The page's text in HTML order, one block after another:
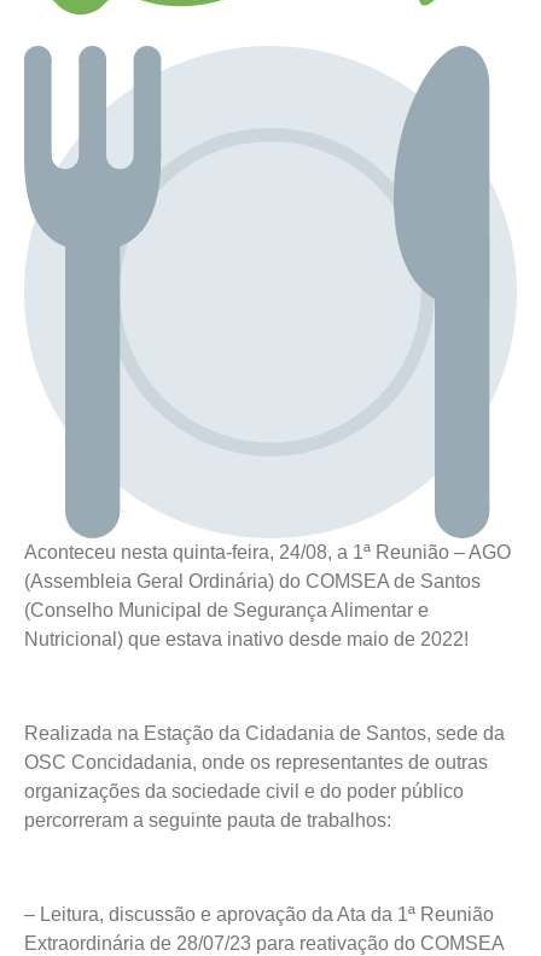
Aconteceu nesta quinta-feira, 24/08, a 1ª Reunião – AGO
(Assembleia Geral Ordinária) do COMSEA de Santos
(Conselho Municipal de Segurança Alimentar e
Nutricional) que estava inativo desde maio de 2022!
Realizada na Estação da Cidadania de Santos, sede da
OSC Concidadania, onde os representantes de outras
organizações da sociedade civil e do poder público
percorreram a seguinte pauta de trabalhos:
– Leitura, discussão e aprovação da Ata da 1ª Reunião
Extraordinária de 28/07/23 para reativação do COMSEA